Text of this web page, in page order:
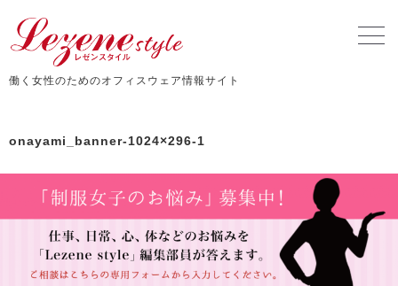
働く女性のためのオフィスウェア情報サイト
onayami_banner-1024×296-1